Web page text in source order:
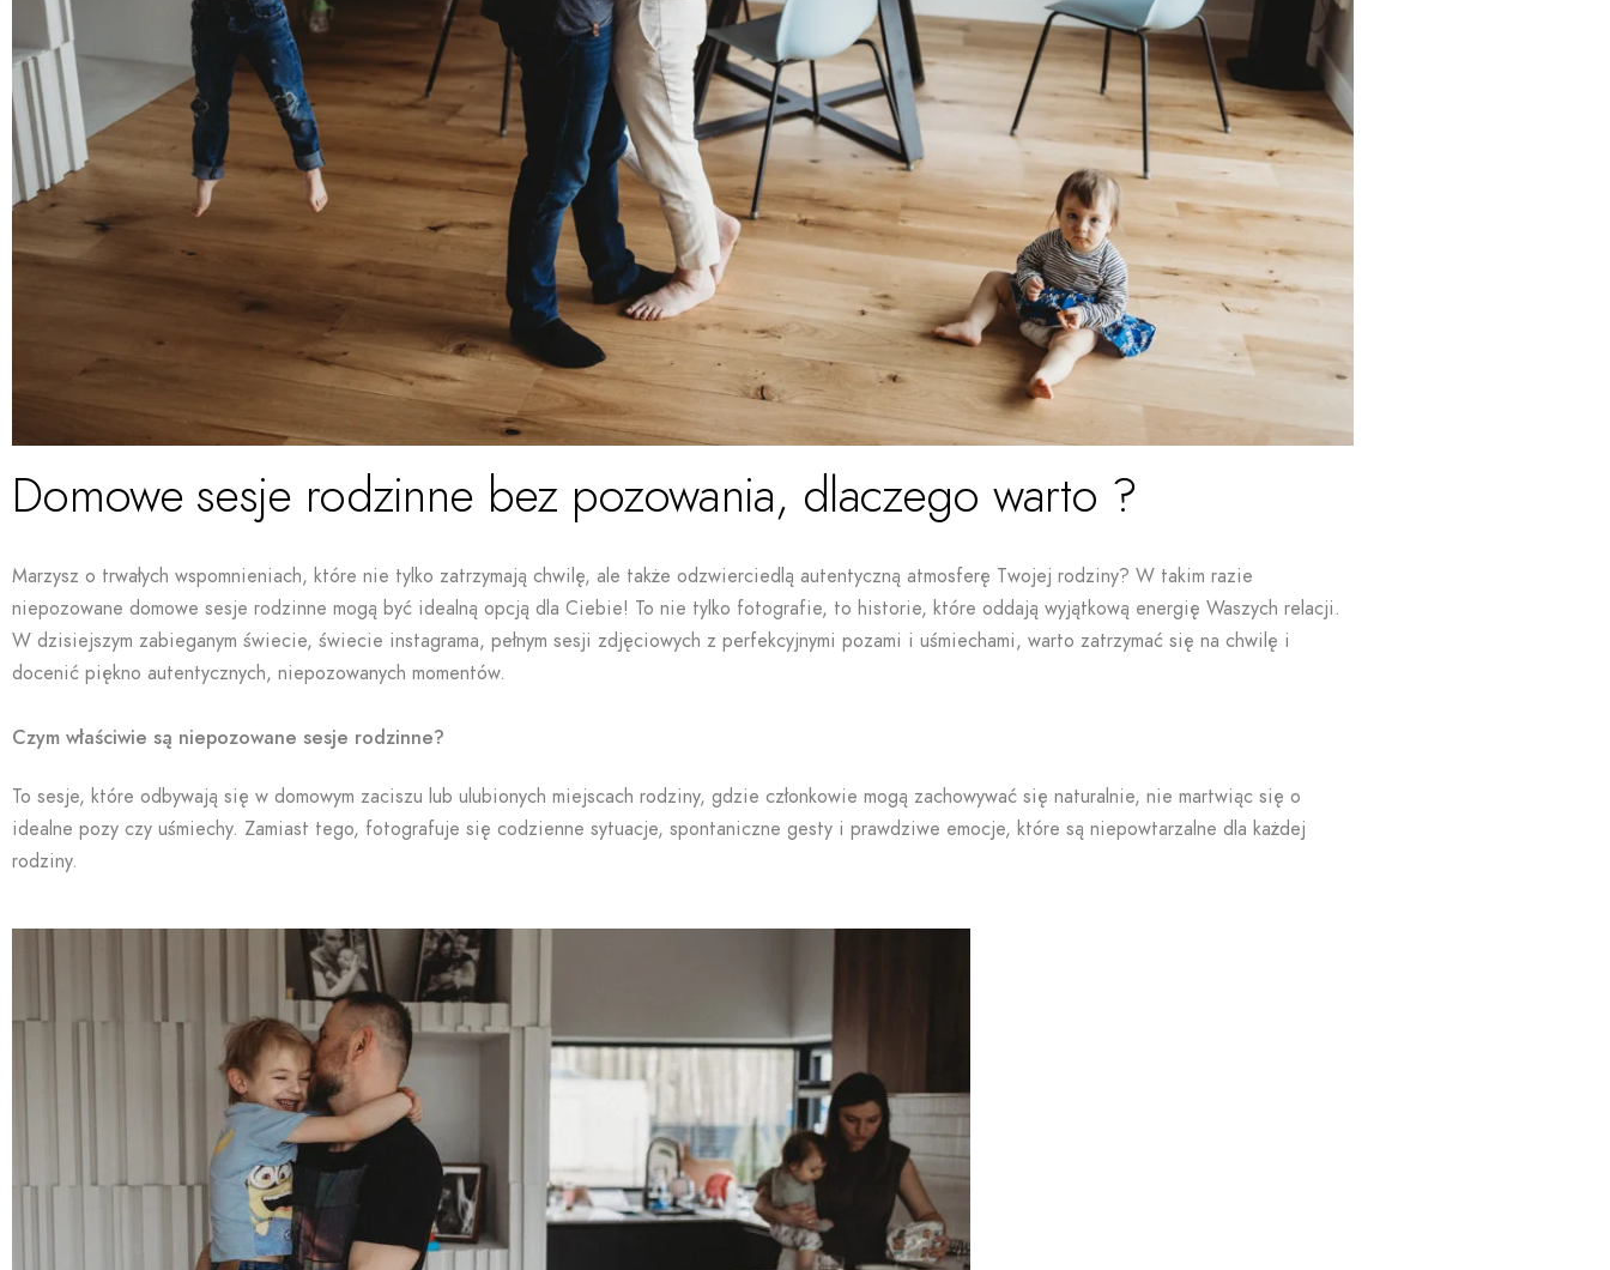
Domowe sesje rodzinne bez pozowania, dlaczego warto ?
Marzysz o trwałych wspomnieniach, które nie tylko zatrzymają chwilę, ale także odzwierciedlą autentyczną atmosferę Twojej rodziny? W takim razie
niepozowane domowe sesje rodzinne mogą być idealną opcją dla Ciebie! To nie tylko fotografie, to historie, które oddają wyjątkową energię Waszych relacji.
W dzisiejszym zabieganym świecie, świecie instagrama, pełnym sesji zdjęciowych z perfekcyjnymi pozami i uśmiechami, warto zatrzymać się na chwilę i
docenić piękno autentycznych, niepozowanych momentów.
Czym właściwie są niepozowane sesje rodzinne?
To sesje, które odbywają się w domowym zaciszu lub ulubionych miejscach rodziny, gdzie członkowie mogą zachowywać się naturalnie, nie martwiąc się o
idealne pozy czy uśmiechy. Zamiast tego, fotografuje się codzienne sytuacje, spontaniczne gesty i prawdziwe emocje, które są niepowtarzalne dla każdej
rodziny.